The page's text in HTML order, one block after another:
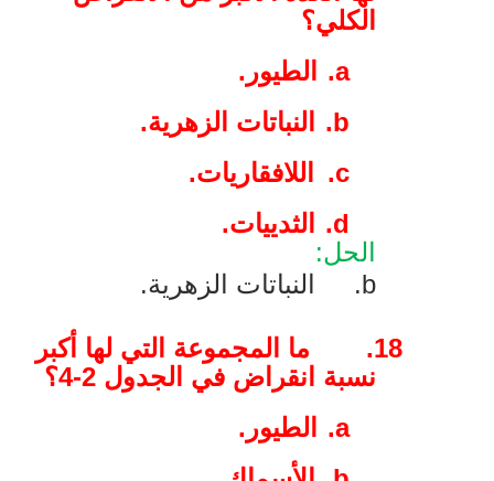
الكلي؟
a.
الطيور.
b.
النباتات الزهرية.
c.
اللافقاريات.
d.
الثدييات.
الحل:
b
. النباتات الزهرية.
18.
ما المجموعة التي لها أكبر
نسبة انقراض في الجدول 2-4؟
a.
الطيور.